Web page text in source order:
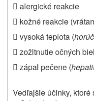
 alergické reakcie
 kožné reakcie
 vysoká teplota (
 zožltnutie očných
 zápal pečene (
Vedľajšie účinky, ktoré